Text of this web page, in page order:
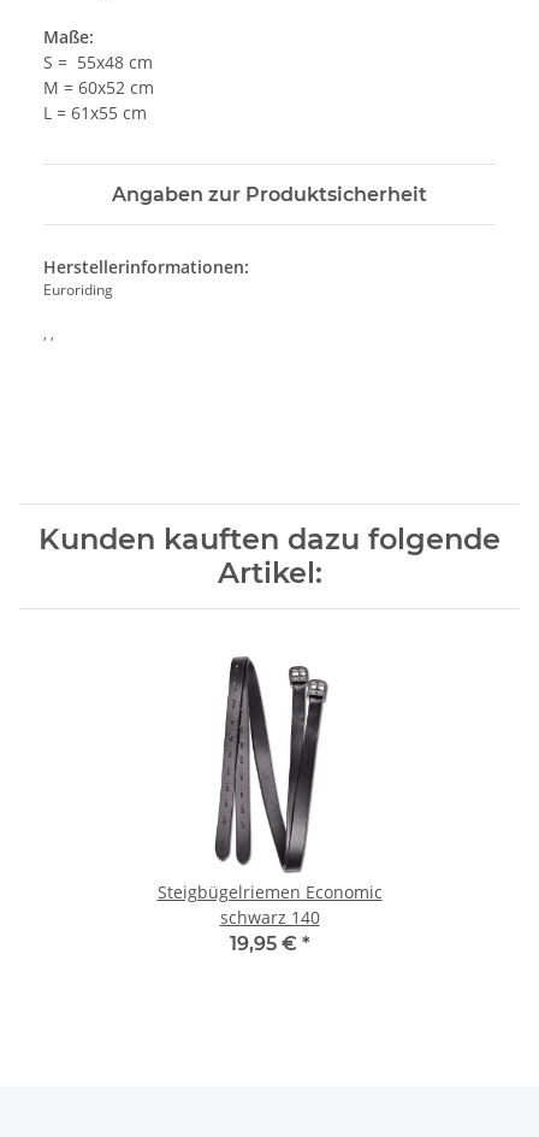
Maße:
S = 55x48 cm
M = 60x52 cm
L = 61x55 cm
Angaben zur Produktsicherheit
Herstellerinformationen:
Euroriding
, ,
Kunden kauften dazu folgende
Artikel:
Steigbügelriemen Economic
schwarz 140
19,95 € *